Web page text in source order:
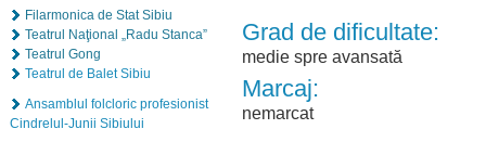
Filarmonica de Stat Sibiu
Teatrul Naţional „Radu Stanca”
Teatrul Gong
Teatrul de Balet Sibiu
Ansamblul folcloric profesionist
Cindrelul-Junii Sibiului
Grad de dificultate:
medie spre avansată
Marcaj:
nemarcat